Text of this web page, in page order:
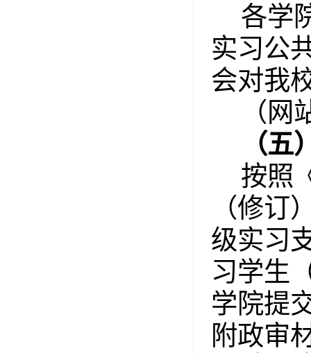
各学
实习公
会对我
（网
（五
按照
（修订
级实习
习学生
学院提
附政审